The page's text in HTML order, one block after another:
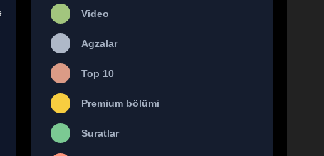
Video
Agzalar
Top 10
Premium bölümi
Suratlar